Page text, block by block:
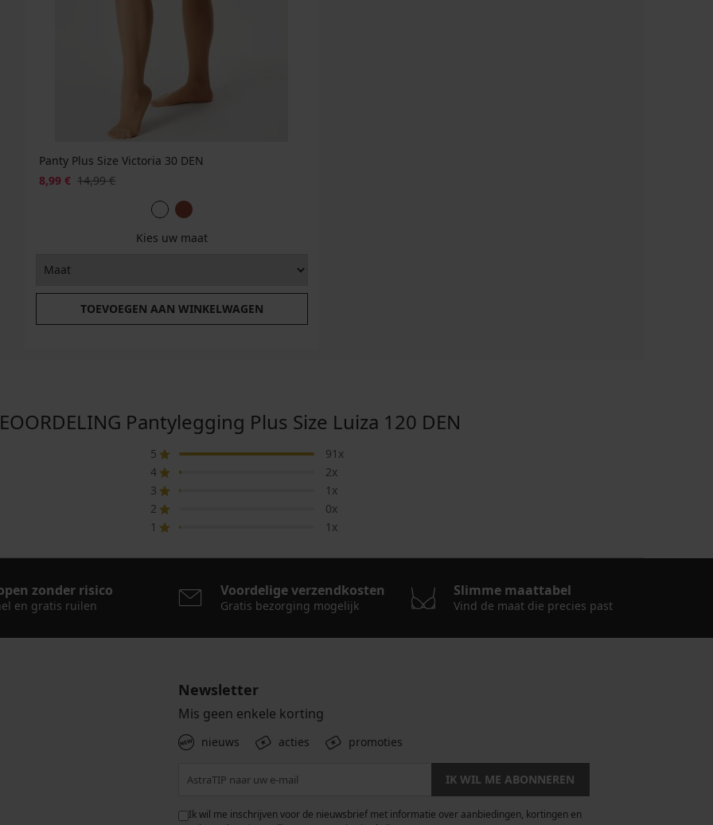
Panty Plus Size Victoria 30 DEN
8,99 € 14,99 €
Kies uw maat
TOEVOEGEN AAN WINKELWAGEN
Pantylegging Plus Size Luiza 120 DEN
5
91x
4
2x
3
1x
2
0x
1
1x
zonder risico
en gratis ruilen
Voordelige verzendkosten
Gratis bezorging mogelijk
Slimme maattabel
Vind de maat die precies past
Newsletter
Mis geen enkele korting
nieuws acties promoties
IK WIL ME ABONNEREN
Ik wil me inschrijven voor de nieuwsbrief met informatie over aanbiedingen, kortingen en